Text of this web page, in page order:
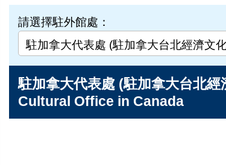
請選擇駐外館處：
駐加拿大代表處 (駐加拿大台北
Cultural Office in Canada